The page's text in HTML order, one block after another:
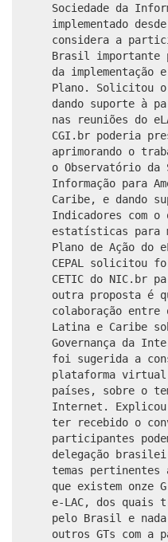
Sociedade da
implementado
considera a
Brasil importante
da implementação e
Plano. Solicitou
dando suporte à
nas reuniões do
CGI.br poderia
aprimorando o
o Observatório da
Informação para
Caribe, e dando
Indicadores com
estatísticas para
Plano de Ação do
CEPAL solicitou
CETIC do NIC.br
outra proposta é
colaboração entre
Latina e Caribe
Governança da
foi sugerida a
plataforma virtual
países, sobre o
Internet. Explicou
ter recebido o
participantes
delegação
temas pertinentes
que existem onze
e-LAC, dos quais
pelo Brasil e nada
outros GTs com a